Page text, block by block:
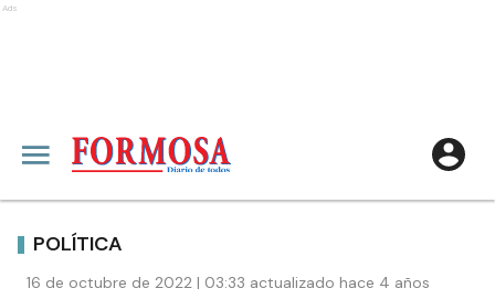
Ads
POLÍTICA
16 de octubre de 2022 | 03:33 actualizado hace 4 años